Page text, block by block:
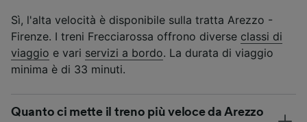
Sì, l'alta velocità è disponibile sulla tratta Arezzo -
Firenze. I treni Frecciarossa offrono diverse classi di
viaggio e vari servizi a bordo. La durata di viaggio
minima è di 33 minuti.
Quanto ci mette il treno più veloce da Arezzo